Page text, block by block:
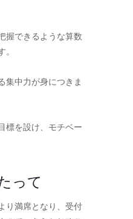
握できるような算数
集中力が身につきま
標を設け、モチベー
って
り満席となり、受付